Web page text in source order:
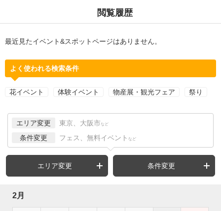
閲覧履歴
最近見たイベント&スポットページはありません。
よく使われる検索条件
花イベント 体験イベント 物産展・観光フェア 祭り
エリア変更 東京、大阪市 など
条件変更 フェス、無料イベント など
エリア変更 条件変更
2月